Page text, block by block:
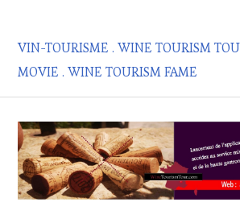
contenu
principal
VIN-TOURISME . WINE TOURISM
MOVIE . WINE TOURISM FAME